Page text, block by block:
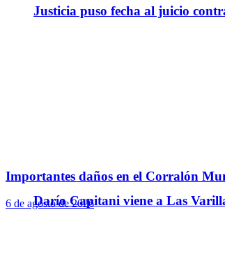
Justicia puso fecha al juicio
Darío Capitani viene a Las
Importantes daños en el Corralón
6 de agosto de 2026